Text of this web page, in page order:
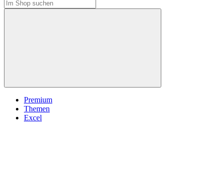
Premium
Themen
Excel